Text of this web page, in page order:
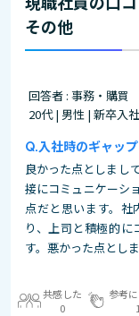
その他
回答者 : 事務・購買
20代 | 男性 | 新卒入
入社時のギャッ
良かった点としまし
接にコミュニケーシ
点だと思います。社
り、上司と積極的
す。悪かった点とし
共感した
0
参考
1